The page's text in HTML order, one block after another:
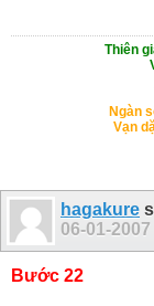
Thiên
Ngàn
Vạn
hagakure
06-01-2007
Bước 22